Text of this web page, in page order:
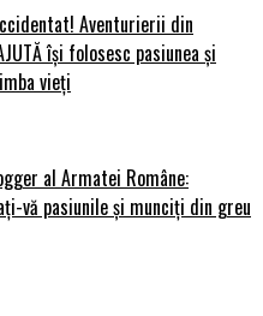
Aventurierii din
își folosesc pasiunea și
vieți
al Armatei Române:
vă pasiunile și munciți din greu